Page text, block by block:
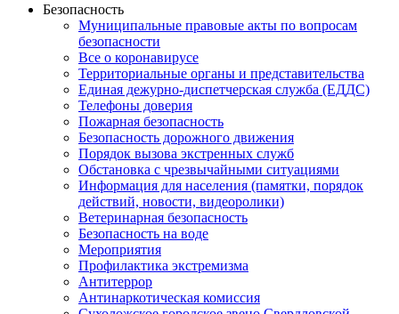
Безопасность
Муниципальные правовые акты по вопросам
безопасности
Все о коронавирусе
Территориальные органы и представительства
Единая дежурно-диспетчерская служба (ЕДДС)
Телефоны доверия
Пожарная безопасность
Безопасность дорожного движения
Порядок вызова экстренных служб
Обстановка с чрезвычайными ситуациями
Информация для населения (памятки, порядок
действий, новости, видеоролики)
Ветеринарная безопасность
Безопасность на воде
Мероприятия
Профилактика экстремизма
Антитеррор
Антинаркотическая комиссия